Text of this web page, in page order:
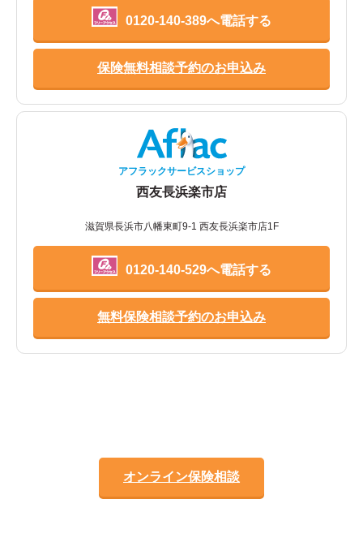
0120-140-389へ電話する
保険無料相談予約のお申込み
アフラックサービスショップ
西友長浜楽市店
滋賀県長浜市八幡東町9-1 西友長浜楽市店1F
0120-140-529へ電話する
無料保険相談予約のお申込み
オンライン保険相談